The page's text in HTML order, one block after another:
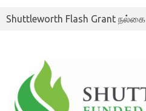
Shuttleworth Flash Grant நல்கை